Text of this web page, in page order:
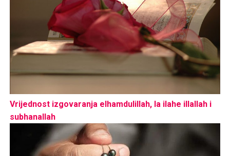
Vrijednost izgovaranja elhamdulillah, la ilahe illallah i
subhanallah